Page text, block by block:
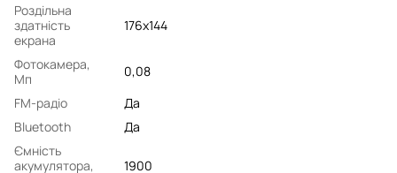
Роздільна
здатність
екрана
176x144
Фотокамера,
Мп
0,08
FM-радіо
Да
Bluetooth
Да
Ємність
акумулятора,
1900